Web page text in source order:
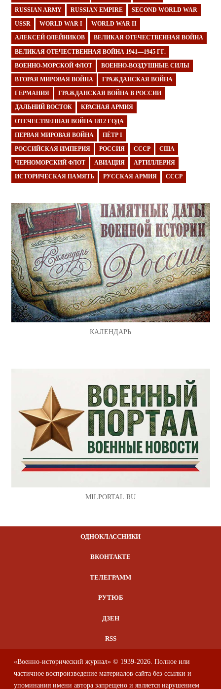
RUSSIAN ARMY RUSSIAN EMPIRE SECOND WORLD WAR
USSR WORLD WAR I WORLD WAR II
АЛЕКСЕЙ ОЛЕЙНИКОВ ВЕЛИКАЯ ОТЕЧЕСТВЕННАЯ ВОЙНА
ВЕЛИКАЯ ОТЕЧЕСТВЕННАЯ ВОЙНА 1941—1945 ГГ.
ВОЕННО-МОРСКОЙ ФЛОТ ВОЕННО-ВОЗДУШНЫЕ СИЛЫ
ВТОРАЯ МИРОВАЯ ВОЙНА ГРАЖДАНСКАЯ ВОЙНА
ГЕРМАНИЯ ГРАЖДАНСКАЯ ВОЙНА В РОССИИ
ДАЛЬНИЙ ВОСТОК КРАСНАЯ АРМИЯ
ОТЕЧЕСТВЕННАЯ ВОЙНА 1812 ГОДА
ПЕРВАЯ МИРОВАЯ ВОЙНА ПЁТР I
РОССИЙСКАЯ ИМПЕРИЯ РОССИЯ СССР США
ЧЕРНОМОРСКИЙ ФЛОТ АВИАЦИЯ АРТИЛЛЕРИЯ
ИСТОРИЧЕСКАЯ ПАМЯТЬ РУССКАЯ АРМИЯ СССР
КАЛЕНДАРЬ
MILPORTAL.RU
ОДНОКЛАССНИКИ
ВКОНТАКТЕ
ТЕЛЕГРАММ
РУТЮБ
ДЗЕН
RSS
«Военно-исторический журнал» © 1939-2026. Полное или
частичное воспроизведение материалов сайта без ссылки и
упоминания имени автора запрещено и является нарушением